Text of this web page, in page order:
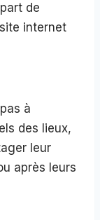
de
internet
à
des lieux,
leur
après leurs